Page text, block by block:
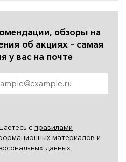
обзоры на
об акциях – самая
у вас на почте
с правилами
материалов и
данных